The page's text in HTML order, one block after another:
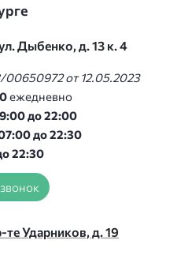
Дыбенко, д. 13 к. 4
от 12.05.2023
ежедневно
до 22:00
до 22:30
22:30
Ударников, д. 19